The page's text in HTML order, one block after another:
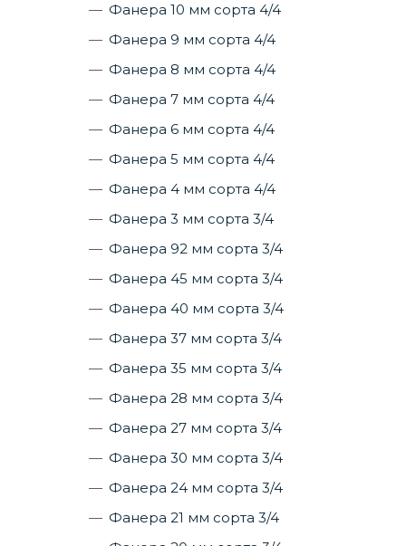
Фанера 10 мм сорта 4/4
Фанера 9 мм сорта 4/4
Фанера 8 мм сорта 4/4
Фанера 7 мм сорта 4/4
Фанера 6 мм сорта 4/4
Фанера 5 мм сорта 4/4
Фанера 4 мм сорта 4/4
Фанера 3 мм сорта 3/4
Фанера 92 мм сорта 3/4
Фанера 45 мм сорта 3/4
Фанера 40 мм сорта 3/4
Фанера 37 мм сорта 3/4
Фанера 35 мм сорта 3/4
Фанера 28 мм сорта 3/4
Фанера 27 мм сорта 3/4
Фанера 30 мм сорта 3/4
Фанера 24 мм сорта 3/4
Фанера 21 мм сорта 3/4